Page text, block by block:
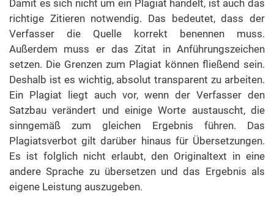
Damit es sich nicht um ein Plagiat handelt, ist auch das
richtige Zitieren notwendig. Das bedeutet, dass der
Verfasser die Quelle korrekt benennen muss.
Außerdem muss er das Zitat in Anführungszeichen
setzen. Die Grenzen zum Plagiat können fließend sein.
Deshalb ist es wichtig, absolut transparent zu arbeiten.
Ein Plagiat liegt auch vor, wenn der Verfasser den
Satzbau verändert und einige Worte austauscht, die
sinngemäß zum gleichen Ergebnis führen. Das
Plagiatsverbot gilt darüber hinaus für Übersetzungen.
Es ist folglich nicht erlaubt, den Originaltext in eine
andere Sprache zu übersetzen und das Ergebnis als
eigene Leistung auszugeben.